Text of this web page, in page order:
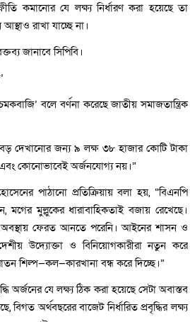
কমানোর যে লক্ষ্য নির্ধারণ করা হয়েছে তা
রাখা যাচ্ছে না।
জানাবে সিপিবি।
বলে বর্ণনা করেছে জাতীয় সমাজতান্ত্রিক
দেখানোর জন্য ৯ লক্ষ ৩৮ হাজার কোটি টাকা
এবং কোনোভাবেই অর্জনযোগ্য নয়।”
পাঠানো প্রতিক্রিয়ায় বলা হয়, “বিএনপি
মুল্লুকের ধারাবাহিকতাই বজায় রেখেছে।
অবস্থায় ফেরত আনতে পরেনি। আইনের শাসন ও
উদ্যোক্তা ও বিনিয়োগকারীরা নতুন করে
শিল্প—কল—কারখানা বন্ধ করে দিচ্ছে।”
অর্জনের যে লক্ষ্য ঠিক করা হয়েছে সেটা অবাস্তব
অর্থবছরের বাজেট নির্ধারিত প্রবৃদ্ধির লক্ষ্য